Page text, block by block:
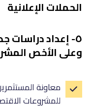
الحملات الإعلانية
٥- إعداد
وعلى الأخص
معاونة
للمشروعات